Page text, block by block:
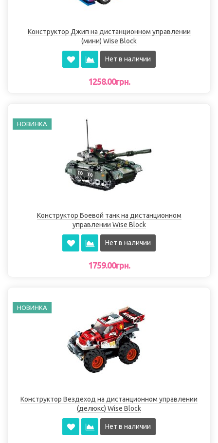
Конструктор Джип на дистанционном управлении
(мини) Wise Block
Нет в наличии
1258.00грн.
НОВИНКА
Конструктор Боевой танк на дистанционном
управлении Wise Block
Нет в наличии
1759.00грн.
НОВИНКА
Конструктор Вездеход на дистанционном управлении
(делюкс) Wise Block
Нет в наличии